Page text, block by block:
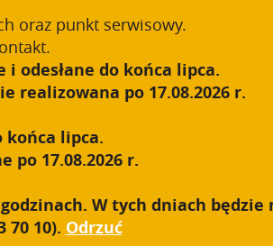
Zarejestruj się
S.W.A.T. SIEĆ SPRZEDAŻY
oraz punkt serwisowy.
i odesłane do końca lipca.
realizowana po 17.08.2026 r.
końca lipca.
po 17.08.2026 r.
W tych dniach będzie
10). Odrzuć